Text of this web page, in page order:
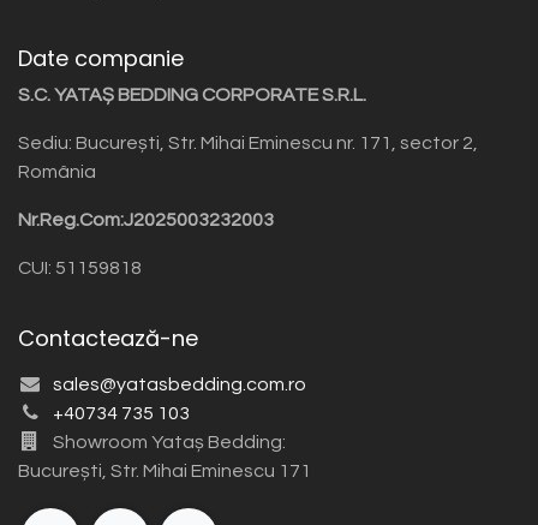
Date companie
S.C. YATAȘ BEDDING CORPORATE S.R.L.
Sediu: București, Str. Mihai Eminescu nr. 171, sector 2,
România
Nr.Reg.Com:J2025003232003
CUI: 51159818
Contactează-ne
sales@yatasbedding.com.ro
+40734 735 103
Showroom Yataș Bedding:
București, Str. Mihai Eminescu 171